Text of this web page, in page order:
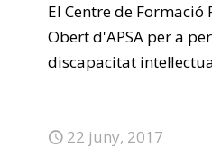
El Centre de Formació
Obert d'APSA per a
discapacitat
22 juny, 2017